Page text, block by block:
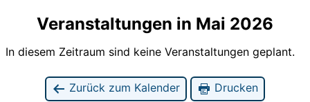
Veranstaltungen in Mai 2026
In diesem Zeitraum sind keine Veranstaltungen geplant.
Zurück zum Kalender Drucken